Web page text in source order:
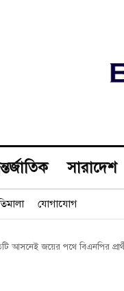
সারাদেশ
যোগাযোগ
আসনেই জয়ের পথে বিএনপির